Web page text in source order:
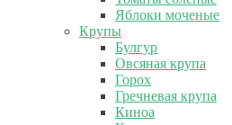
Яблоки моченые
Крупы
Булгур
Овсяная крупа
Горох
Гречневая крупа
Киноа